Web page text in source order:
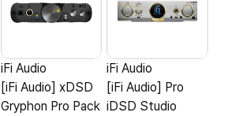
iFi Audio
[iFi Audio] xDSD
Gryphon Pro Pack
iFi Audio
[iFi Audio] Pro
iDSD Studio